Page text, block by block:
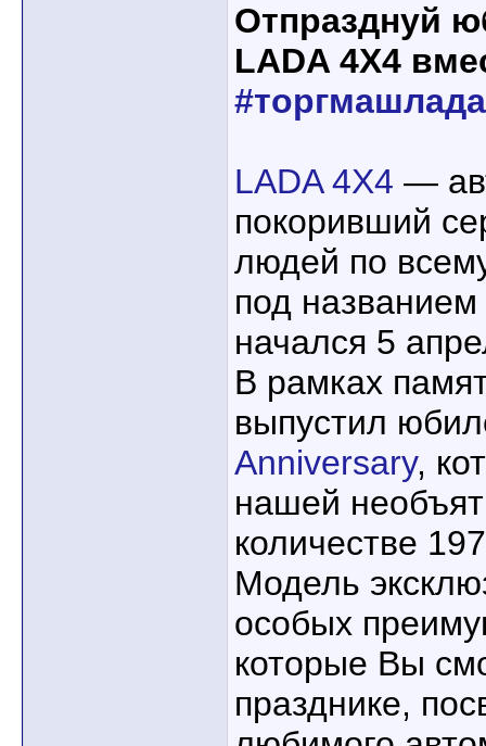
Отпразднуй
LADA 4X4
#торгмашлада
LADA 4X4 —
покоривший
людей по
под
начался 5
В рамках
выпустил
Anniversary,
нашей
количестве
Модель
особых
которые Вы
празднике,